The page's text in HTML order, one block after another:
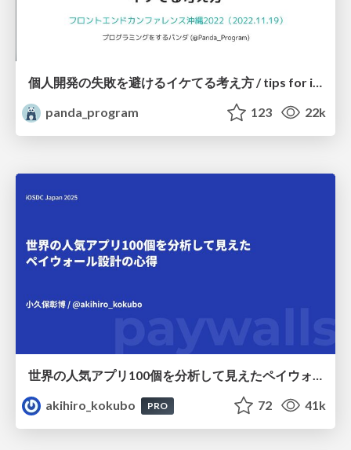
個人開発の失敗を避けるイケてる考え方 / tips for indie hackers
panda_program
123 22k
世界の人気アプリ100個を分析して見えたペイウォール設計の心得
akihiro_kokubo
PRO 72 41k